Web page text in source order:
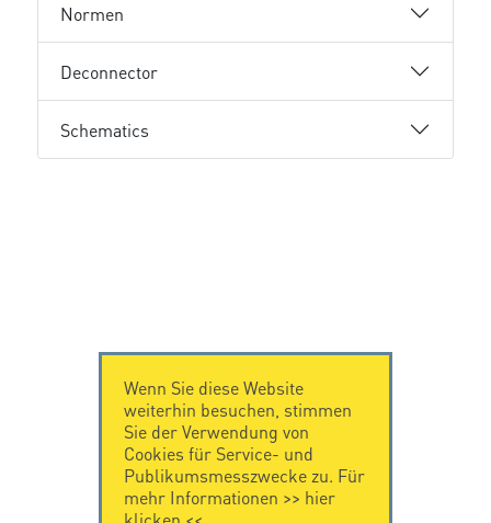
Normen
Deconnector
Schematics
Wenn Sie diese Website
weiterhin besuchen, stimmen
Sie der Verwendung von
Cookies für Service- und
Publikumsmesszwecke zu. Für
mehr Informationen >> hier